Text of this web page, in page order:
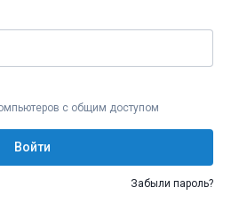
с общим доступом
Войти
Забыли пароль?